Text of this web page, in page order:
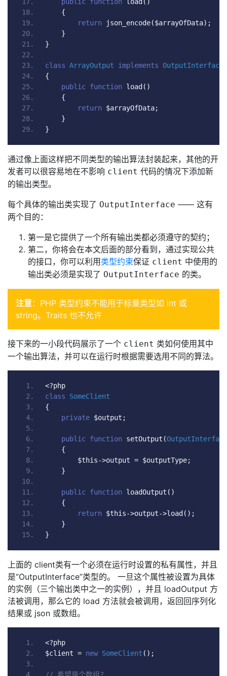
{
return json_encode($arrayOfData);
}
}
class ArrayOutput implements OutputInterface
{
public function load ()
{
return $arrayOfData;
}
}
通过像上面这样把不同类型的输出算法封装起来，其他的开
发者可以很容易地在不影响 client 代码的情况下添加新
的输出类型。
每个具体的输出类实现了 OutputInterface —— 这有
两个目的：
第一是它提供了一个所有输出类都必须遵守的契约；
第二，你将会在本文后面的部分看到，通过实现公共
的接口，你可以利用 类型约束保证 client 中使用的
输出类必须是实现了 OutputInterface 的类。
注意：PHP 类型约束不能用于标量类型如 int 或
string。Traits 也不允许
接下来的一小段代码展示了一个 client 类如何使用其中
一个输出算法，并可以在运行时根据需要选用不同的算法。
<?php
class
SomeClient
{
private $output ;
public function setOutput (OutputInterface
{
        $this
->output = $outputType;
}
public function loadOutput ()
{
return $this->output->load ();
}
}
上面的 client类有一个必须在运行时设置的私有属性，并且
是“OutputInterface”类型的。 一旦这个属性被设置为具体
的实例（三个输出类中之一的实例），并且 loadOutput 方
法被调用，那么它的 load 方法就会被调用，返回回序列化
结果或 json 或数组。
<?php
$client = new SomeClient ();